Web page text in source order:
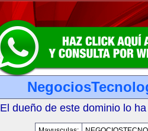
El dueño de este dominio lo